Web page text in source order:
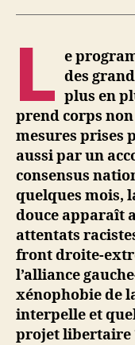
L e
des
plus en
prend corps
mesures prises
aussi par un
consensus
quelques mois,
douce apparaît
attentats
front droite-
l’alliance
xénophobie de
interpelle et
projet libertaire